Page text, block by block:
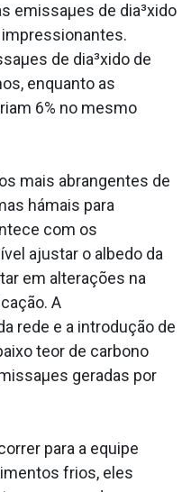
emissaµes de dia³xido
de dia³xido de
enquanto as
6% no mesmo
mais abrangentes de
hámais para
com os
ajustar o albedo da
em alterações na
A
rede e a introdução de
teor de carbono
geradas por
para a equipe
frios, eles